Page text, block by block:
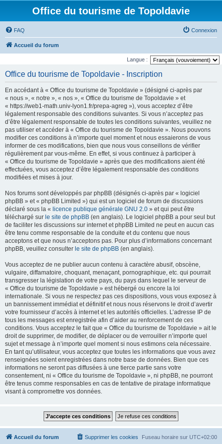
Office du tourisme de Topoldavie
FAQ Connexion
Accueil du forum
Langue :
Office du tourisme de Topoldavie - Inscription
En accédant à « Office du tourisme de Topoldavie » (désigné ci-après par
« nous », « notre », « nos », « Office du tourisme de Topoldavie » et
« https://web1-math.univ-lyon1.fr/prepa-agreg »), vous acceptez d’être
légalement responsable des conditions suivantes. Si vous n’acceptez pas
d’être légalement responsable de toutes les conditions suivantes, veuillez ne
pas utiliser et accéder à « Office du tourisme de Topoldavie ». Nous pouvons
modifier ces conditions à n’importe quel moment et nous essaierons de vous
informer de ces modifications, bien que nous vous conseillons de vérifier
régulièrement par vous-même. En effet, si vous continuez à participer à
« Office du tourisme de Topoldavie » après que des modifications aient été
effectuées, vous acceptez d’être légalement responsable des conditions
modifiées et mises à jour.
Nos forums sont développés par phpBB (désignés ci-après par « logiciel
phpBB » et « phpBB Limited ») qui est un logiciel de forum de discussions
déclaré sous la « licence publique générale GNU 2.0 » et qui peut être
téléchargé sur le site de phpBB (en anglais). Le logiciel phpBB a pour seul but
de faciliter les discussions sur internet et phpBB Limited ne peut en aucun cas
être tenu comme responsable de la conduite et du contenu que nous
acceptons et que nous n’acceptons pas. Pour plus d’informations concernant
phpBB, veuillez consulter le site de phpBB (en anglais).
Vous acceptez de ne publier aucun contenu à caractère abusif, obscène,
vulgaire, diffamatoire, choquant, menaçant, pornographique, etc. qui pourrait
transgresser la législation de votre pays, du pays dans lequel le serveur de
« Office du tourisme de Topoldavie » est hébergé ou encore la loi
internationale. Si vous ne respectez pas ces dispositions, vous vous exposez à
un bannissement immédiat et définitif et nous nous réservons le droit d’avertir
votre fournisseur d’accès à internet et les autorités officielles. L’adresse IP de
tous les messages est enregistrée afin d’aider au renforcement de ces
conditions. Vous acceptez le fait que « Office du tourisme de Topoldavie » ait le
droit de supprimer, de modifier, de déplacer ou de verrouiller n’importe quel
sujet et message à n’importe quel moment si nous estimons cela nécessaire.
En tant qu’utilisateur, vous acceptez que toutes les informations que vous avez
renseignées soient enregistrées dans notre base de données. Bien que ces
informations ne seront pas diffusées à une tierce partie sans votre
consentement, ni « Office du tourisme de Topoldavie », ni phpBB, ne pourront
être tenus comme responsables en cas de tentative de piratage informatique
visant à compromettre vos données.
Accueil du forum Fuseau horaire sur UTC+02:00
Supprimer les cookies